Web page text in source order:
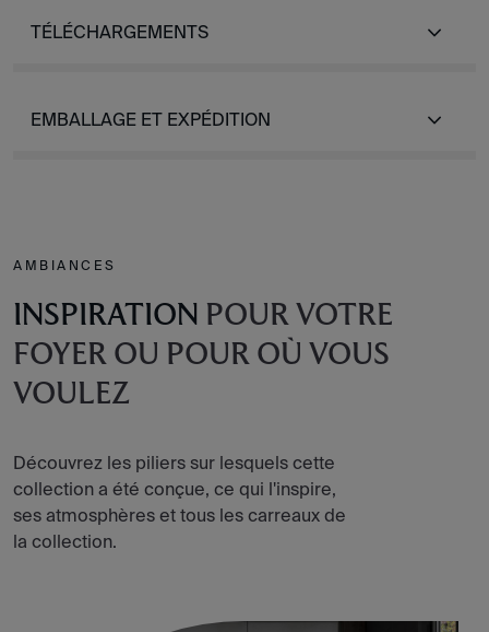
TÉLÉCHARGEMENTS
EMBALLAGE ET EXPÉDITION
AMBIANCES
INSPIRATION POUR VOTRE
FOYER OU POUR OÙ VOUS
VOULEZ
Découvrez les piliers sur lesquels cette
collection a été conçue, ce qui l'inspire,
ses atmosphères et tous les carreaux de
la collection.